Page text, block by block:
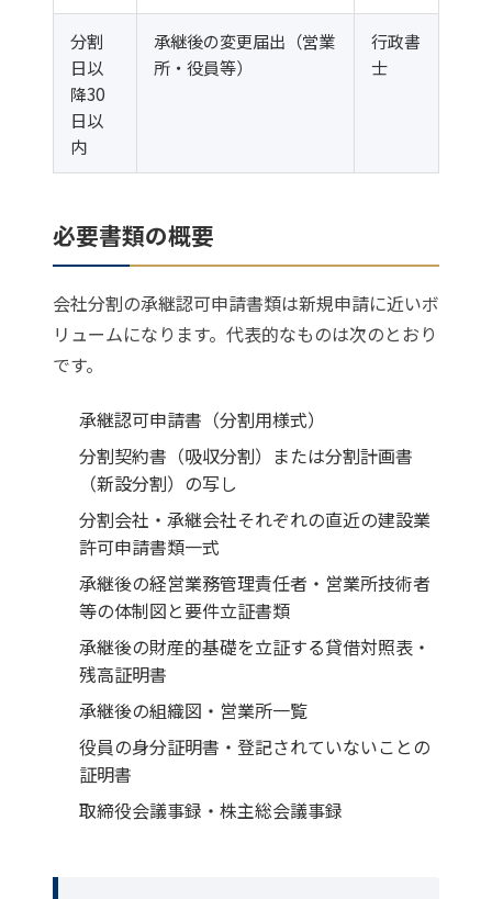
分割
日以
降30
日以
内
承継後の変更届出（営業
所・役員等）
行政書
士
必要書類の概要
会社分割の承継認可申請書類は新規申請に近いボ
リュームになります。代表的なものは次のとおり
です。
承継認可申請書（分割用様式）
分割契約書（吸収分割）または分割計画書
（新設分割）の写し
分割会社・承継会社それぞれの直近の建設業
許可申請書類一式
承継後の経営業務管理責任者・営業所技術者
等の体制図と要件立証書類
承継後の財産的基礎を立証する貸借対照表・
残高証明書
承継後の組織図・営業所一覧
役員の身分証明書・登記されていないことの
証明書
取締役会議事録・株主総会議事録